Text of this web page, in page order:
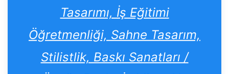
Tasarımı, İş Eğitimi
Öğretmenliği, Sahne Tasarım,
Stilistlik, Baskı Sanatları /